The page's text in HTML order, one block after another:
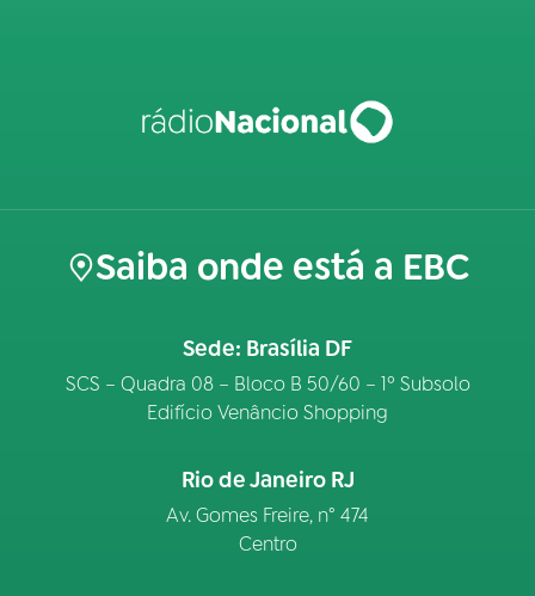
Saiba onde está a EBC
Sede: Brasília DF
SCS – Quadra 08 – Bloco B 50/60 – 1º Subsolo
Edifício Venâncio Shopping
Rio de Janeiro RJ
Av. Gomes Freire, n° 474
Centro